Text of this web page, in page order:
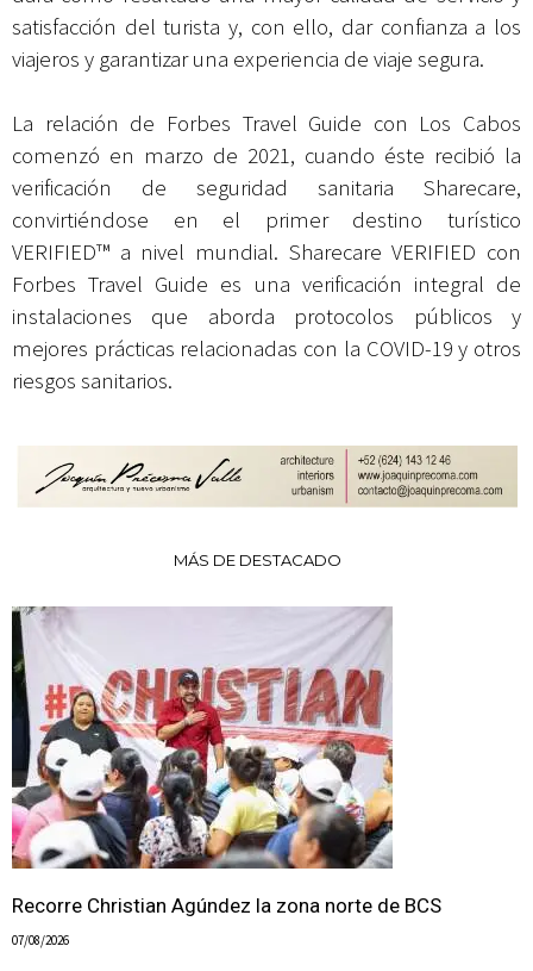
satisfacción del turista y, con ello, dar confianza a los
viajeros y garantizar una experiencia de viaje segura.
La relación de Forbes Travel Guide con Los Cabos
comenzó en marzo de 2021, cuando éste recibió la
verificación de seguridad sanitaria Sharecare,
convirtiéndose en el primer destino turístico
VERIFIED™ a nivel mundial. Sharecare VERIFIED con
Forbes Travel Guide es una verificación integral de
instalaciones que aborda protocolos públicos y
mejores prácticas relacionadas con la COVID-19 y otros
riesgos sanitarios.
MÁS DE DESTACADO
Recorre Christian Agúndez la zona norte de BCS
07/08/2026